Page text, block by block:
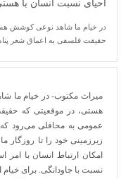
احیای نسبت انسان با
در خیام ما شاهد نوعی کوشش
حقیقت فلسفی به اعماق شعر
میراث مکتوب- در خیام ما
هستی، در موقعیتی که
عمومی به محافلی می‌رود
زیرزمینی خود را تا روزگار
امکان ارتباط انسان با امر
نسبت با جاودانگی. برای